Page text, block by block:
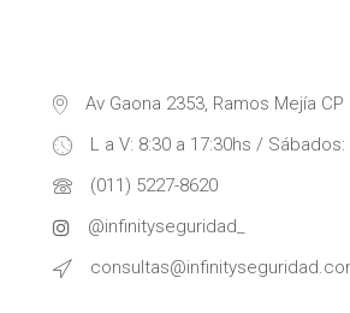
Av Gaona 2353, Ramos Mejía CP
L a V: 8:30 a 17:30hs / Sábados:
(011) 5227-8620
@infinityseguridad_